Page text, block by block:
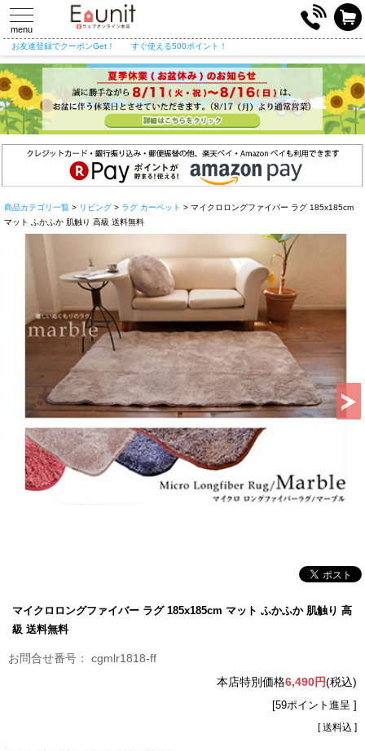
toggle
navigation
menu
お友達登録でクーポンGet！ すぐ使える500ポイント！
商品カテゴリ一覧 > リビング > ラグ カーペット > マイクロロングファイバー ラグ 185x185cm
マット ふかふか 肌触り 高級 送料無料
マイクロロングファイバー ラグ 185x185cm マット ふかふか 肌触り 高
級 送料無料
cgmlr1818-ff
本店特別価格6,490円(税込)
[59ポイント進呈 ]
[ 送料込 ]